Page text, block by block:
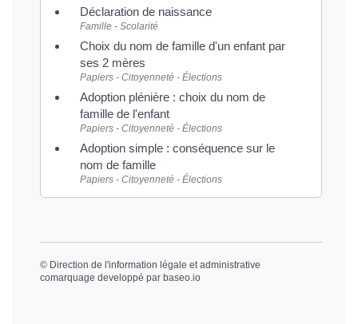
Déclaration de naissance
Famille - Scolarité
Choix du nom de famille d'un enfant par
ses 2 mères
Papiers - Citoyenneté - Élections
Adoption plénière : choix du nom de
famille de l'enfant
Papiers - Citoyenneté - Élections
Adoption simple : conséquence sur le
nom de famille
Papiers - Citoyenneté - Élections
© Direction de l'information légale et administrative
comarquage developpé par baseo.io